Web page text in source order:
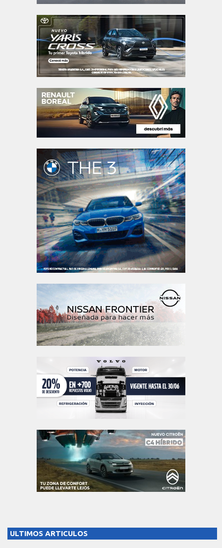
ULTIMOS ARTICULOS